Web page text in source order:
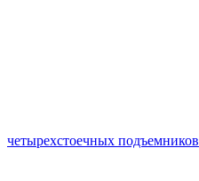
четырехстоечных подъемников